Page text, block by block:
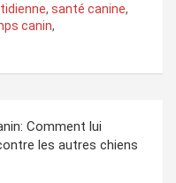
, santé canine,
canin,
Comment lui
les autres chiens